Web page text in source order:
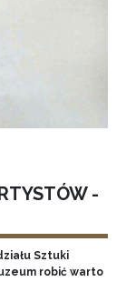
-
Sztuki
robić warto